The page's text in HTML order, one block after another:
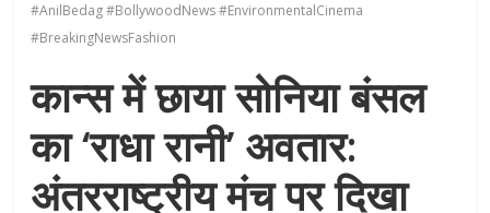
#AnilBedag #BollywoodNews #EnvironmentalCinema
#BreakingNewsFashion
कान्स में छाया सोनिया बंसल
का ‘राधा रानी’ अवतार:
अंतरराष्ट्रीय मंच पर दिखा